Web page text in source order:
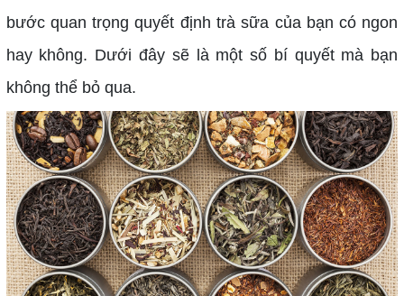
bước quan trọng quyết định trà sữa của bạn có ngon
hay không. Dưới đây sẽ là một số bí quyết mà bạn
không thể bỏ qua.